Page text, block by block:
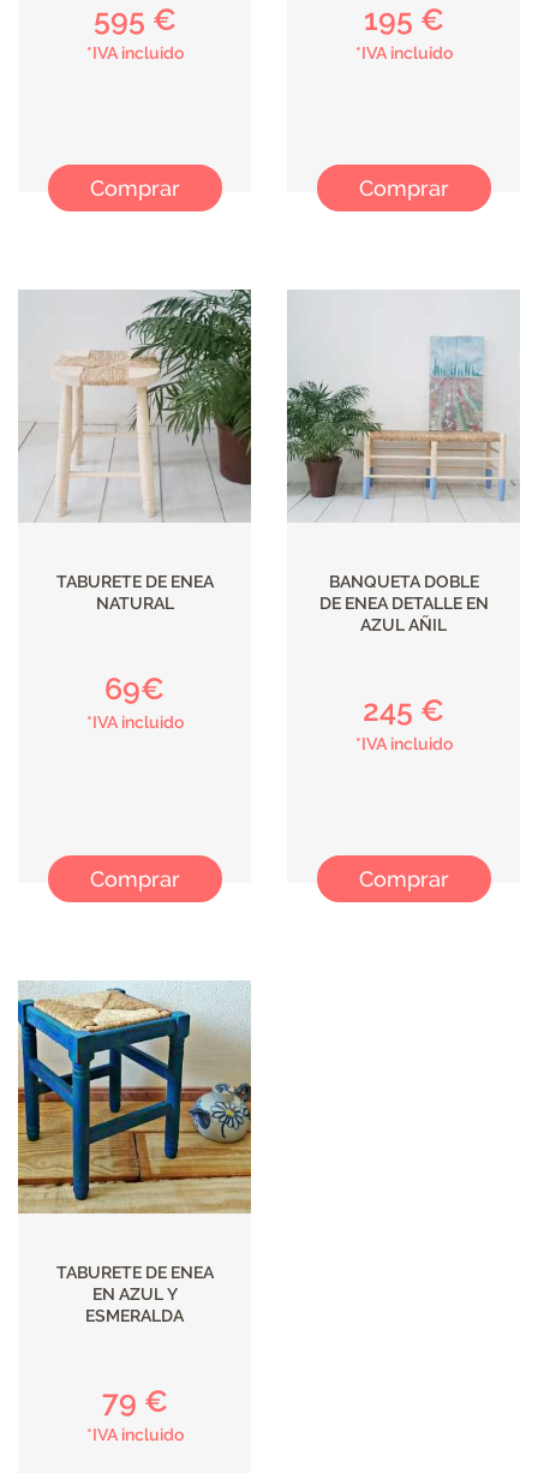
595 €
*IVA incluido
Comprar
195 €
*IVA incluido
Comprar
TABURETE DE ENEA
NATURAL
69€
*IVA incluido
Comprar
BANQUETA DOBLE
DE ENEA DETALLE EN
AZUL AÑIL
245 €
*IVA incluido
Comprar
TABURETE DE ENEA
EN AZUL Y
ESMERALDA
79 €
*IVA incluido